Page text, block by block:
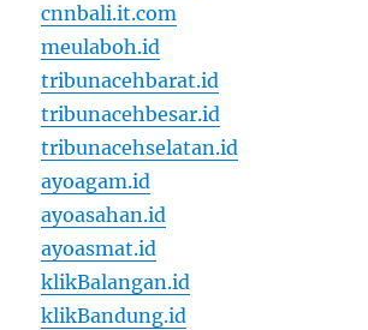
cnnbali.it.com
meulaboh.id
tribunacehbarat.id
tribunacehbesar.id
tribunacehselatan.id
ayoagam.id
ayoasahan.id
ayoasmat.id
klikBalangan.id
klikBandung.id